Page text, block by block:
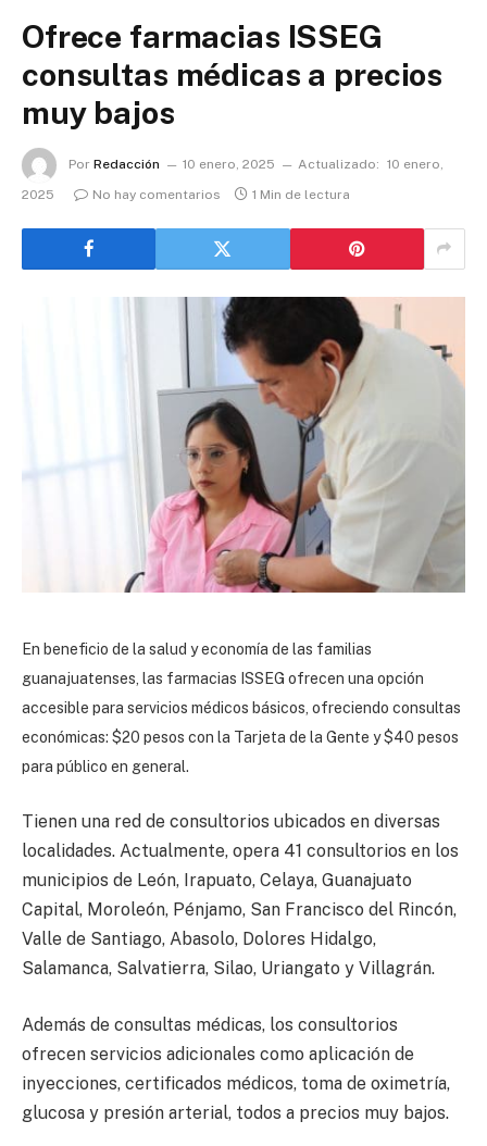
Ofrece farmacias ISSEG
consultas médicas a precios
muy bajos
Por Redacción 10 enero, 2025 Actualizado: 10 enero,
2025
No hay comentarios 1 Min de lectura
En beneficio de la salud y economía de las familias
guanajuatenses, las farmacias ISSEG ofrecen una opción
accesible para servicios médicos básicos, ofreciendo consultas
económicas: $20 pesos con la Tarjeta de la Gente y $40 pesos
para público en general.
Tienen una red de consultorios ubicados en diversas
localidades. Actualmente, opera 41 consultorios en los
municipios de León, Irapuato, Celaya, Guanajuato
Capital, Moroleón, Pénjamo, San Francisco del Rincón,
Valle de Santiago, Abasolo, Dolores Hidalgo,
Salamanca, Salvatierra, Silao, Uriangato y Villagrán.
Además de consultas médicas, los consultorios
ofrecen servicios adicionales como aplicación de
inyecciones, certificados médicos, toma de oximetría,
glucosa y presión arterial, todos a precios muy bajos.